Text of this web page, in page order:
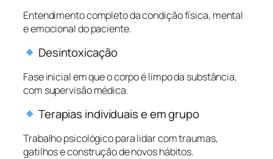
Entendimento completo da condição física, mental
e emocional do paciente.
Desintoxicação
Fase inicial em que o corpo é limpo da substância,
com supervisão médica.
Terapias individuais e em grupo
Trabalho psicológico para lidar com traumas,
gatilhos e construção de novos hábitos.